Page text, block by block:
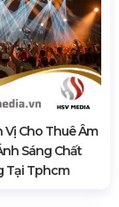
Vị Cho Thuê Âm
Sáng Chất
Tại Tphcm